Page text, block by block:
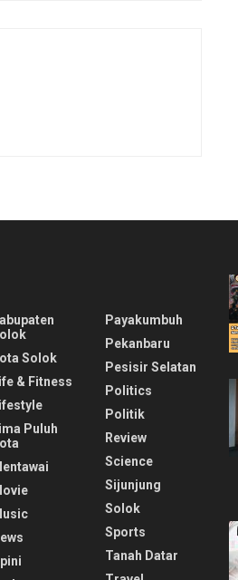
Solok
& Fitness
Puluh
Payakumbuh
Pekanbaru
Pesisir Selatan
Politics
Politik
Review
Science
Sijunjung
Solok
Sports
Tanah Datar